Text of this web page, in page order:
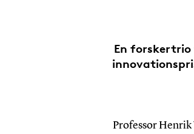
En forskertrio
Professor Henrik